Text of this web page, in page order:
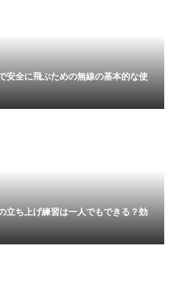
安全に飛ぶための無線の基本的な使
立ち上げ練習は一人でもできる？効